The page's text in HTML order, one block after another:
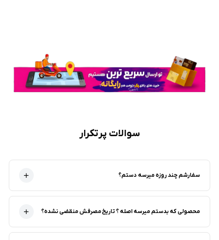
سوالات پرتکرار
سفارشم چند روزه میرسه دستم؟
محصولی که بدستم میرسه اصله ؟ تاریخ مصرفش منقضی نشده؟